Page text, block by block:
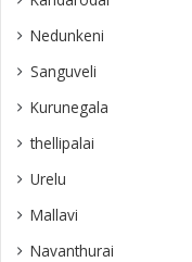
Nedunkeni
Sanguveli
Kurunegala
thellipalai
Urelu
Mallavi
Navanthurai